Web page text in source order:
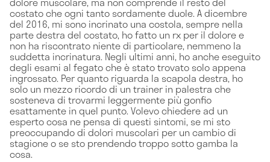
costato che ogni tanto sordamente duole. A dicembre
del 2016, mi sono incrinato una costola, sempre nella
parte destra del costato, ho fatto un rx per il dolore e
non ha riscontrato niente di particolare, nemmeno la
suddetta incrinatura. Negli ultimi anni, ho anche eseguito
degli esami al fegato che è stato trovato solo appena
ingrossato. Per quanto riguarda la scapola destra, ho
solo un mezzo ricordo di un trainer in palestra che
sosteneva di trovarmi leggermente più gonfio
esattamente in quel punto. Volevo chiedere ad un
esperto cosa ne pensa di questi sintomi, se mi sto
preoccupando di dolori muscolari per un cambio di
stagione o se sto prendendo troppo sotto gamba la
cosa.